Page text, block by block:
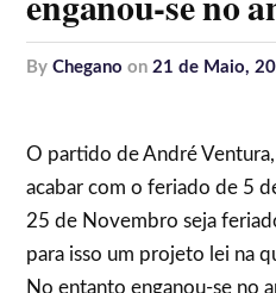
byChegano on 21 de Maio,
O partido de André
acabar com o feriado de 5
25 de Novembro seja
para isso um projeto lei na
No entanto enganou-se no